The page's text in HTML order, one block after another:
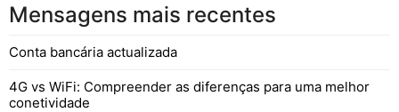
Mensagens mais recentes
Conta bancária actualizada
4G vs WiFi: Compreender as diferenças para uma melhor
conetividade